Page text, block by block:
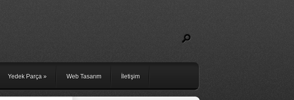
Yedek Parça» Web Tasarım İletişim